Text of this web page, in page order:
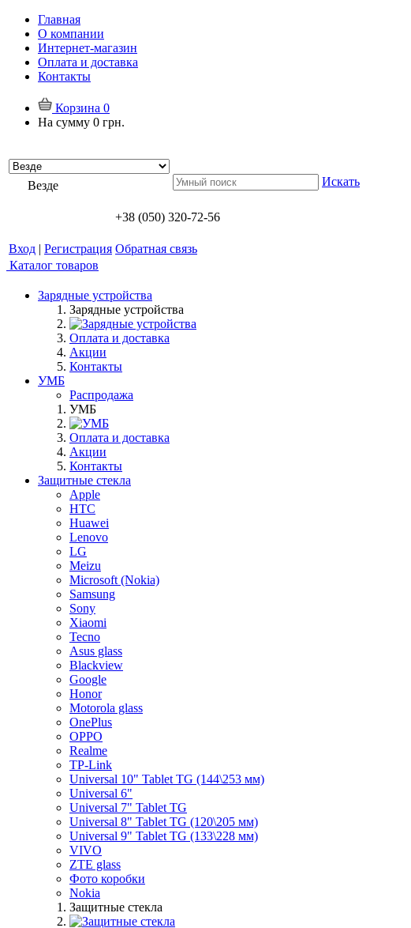
Главная
О компании
Интернет-магазин
Оплата и доставка
Контакты
Корзина 0
На сумму 0 грн.
Везде Искать
+38 (050) 320-72-56
Вход | Регистрация Обратная связь
Каталог товаров
Зарядные устройства
Зарядные устройства
Оплата и доставка
Акции
Контакты
УМБ
Распродажа
УМБ
Оплата и доставка
Акции
Контакты
Защитные стекла
Apple
HTC
Huawei
Lenovo
LG
Meizu
Microsoft (Nokia)
Samsung
Sony
Xiaomi
Tecno
Asus glass
Blackview
Google
Honor
Motorola glass
OnePlus
OPPO
Realme
TP-Link
Universal 10" Tablet TG (144\253 мм)
Universal 6"
Universal 7" Tablet TG
Universal 8" Tablet TG (120\205 мм)
Universal 9" Tablet TG (133\228 мм)
VIVO
ZTE glass
Фото коробки
Nokia
Защитные стекла